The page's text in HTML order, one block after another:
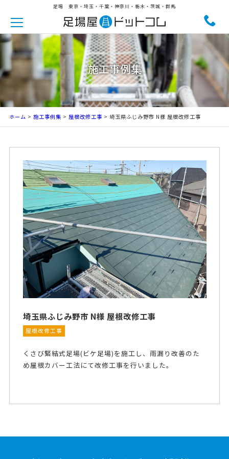
足場 東京・埼玉・千葉・神奈川・栃木・茨城・群馬
施工事例集
ホーム > 施工事例集 > 屋根改修工事 > 埼玉県ふじみ野市 N様 屋根改修工事
埼玉県ふじみ野市 N様 屋根改修工事
屋根改修工事
くさび緊結式足場(ビケ足場)を施工し、雨漏り改善のた
め屋根カバー工法にて改修工事を行いました。